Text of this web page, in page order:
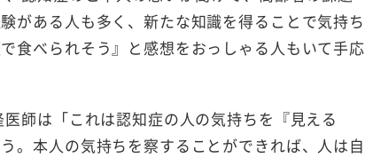
がある人も多く、新たな知識を得ることで気持ち
食べられそう』と感想をおっしゃる人もいて手応
師は「これは認知症の人の気持ちを『見える
。本人の気持ちを察することができれば、人は自